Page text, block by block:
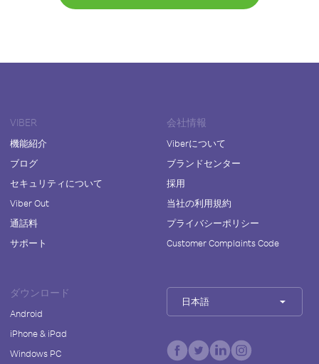
VIBER
機能紹介
ブログ
セキュリティについて
Viber Out
通話料
サポート
会社情報
Viberについて
ブランドセンター
採用
当社の利用規約
プライバシーポリシー
Customer Complaints Code
ダウンロード
Android
iPhone & iPad
Windows PC
日本語